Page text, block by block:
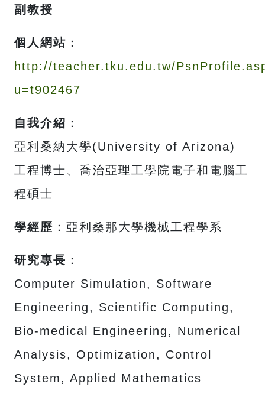
副教授
個人網站 ：
http://teacher.tku.edu.tw/
u=t902467
自我介紹 ：
亞利桑納大學(University of Arizona)
工程博士、喬治亞理工學院電子和電腦工
程碩士
學經歷 ：亞利桑那大學機械工程學系
研究專長 ：
Computer Simulation, Software
Engineering, Scientific Computing,
Bio-medical Engineering, Numerical
Analysis, Optimization, Control
System, Applied Mathematics